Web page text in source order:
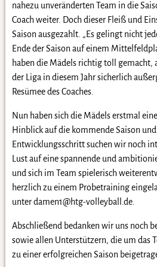
nahezu unveränderten Team in die
Coach weiter. Doch dieser Fleiß und
Saison ausgezahlt. „Es gelingt nicht
Ende der Saison auf einem
haben die Mädels richtig toll gemacht,
der Liga in diesem Jahr sicherlich
Resümee des Coaches.
Nun haben sich die Mädels erstmal
Hinblick auf die kommende Saison
Entwicklungsschritt suchen wir noch
Lust auf eine spannende und
und sich im Team spielerisch
herzlich zu einem Probetraining
unter damen1@htg-volleyball.de.
Abschließend bedanken wir uns noch
sowie allen Unterstützern, die um das
zu einer erfolgreichen Saison